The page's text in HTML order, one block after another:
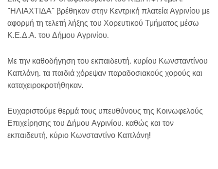
“ΗΛΙΑΧΤΙΔΑ” βρέθηκαν στην Κεντρική πλατεία Αγρινίου με
αφορμή τη τελετή λήξης του Χορευτικού Τμήματος μέσω
Κ.Ε.Δ.Α. του Δήμου Αγρινίου.
Με την καθοδήγηση του εκπαιδευτή, κυρίου Κωνσταντίνου
Καπλάνη, τα παιδιά χόρεψαν παραδοσιακούς χορούς και
καταχειροκροτήθηκαν.
Ευχαριστούμε θερμά τους υπευθύνους της Κοινωφελούς
Επιχείρησης του Δήμου Αγρινίου, καθώς και τον
εκπαιδευτή, κύριο Κωνσταντίνο Καπλάνη!